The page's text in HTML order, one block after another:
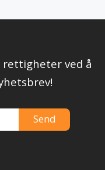
rettigheter ved å